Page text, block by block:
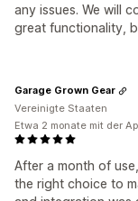
any issues. We will
great functionality,
After a month of
the right choice to
Garage Grown Gear
Vereinigte Staaten
Etwa 2 monate mit der